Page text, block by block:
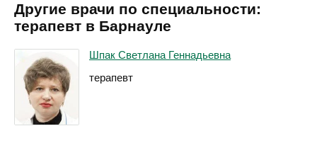
Другие врачи по специальности:
терапевт в Барнауле
Шпак Светлана Геннадьевна
терапевт